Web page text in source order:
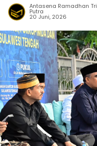
Antasena Ramadhan Tri
Putra
20 Juni, 2026